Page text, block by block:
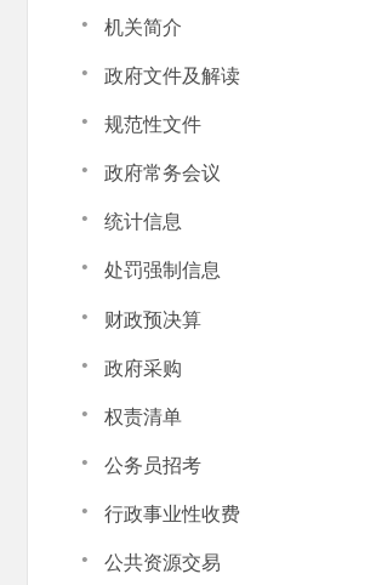
· 机关简介
· 政府文件及解读
· 规范性文件
· 政府常务会议
· 统计信息
· 处罚强制信息
· 财政预决算
· 政府采购
· 权责清单
· 公务员招考
· 行政事业性收费
· 公共资源交易